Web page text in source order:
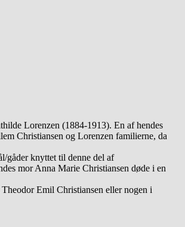
Lorenzen (1884-1913). En af hendes
Christiansen og Lorenzen familierne, da
gåder knyttet til denne del af
mor Anna Marie Christiansen døde i en
Emil Christiansen eller nogen i